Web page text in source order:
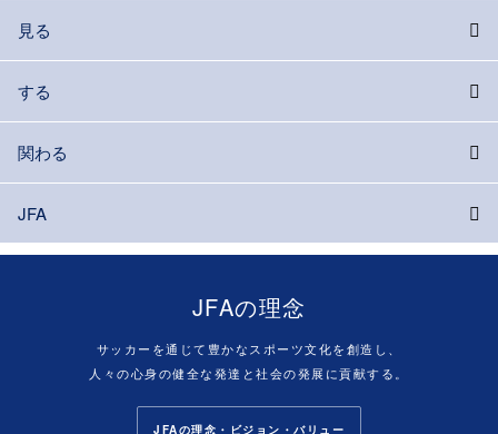
見る
する
関わる
JFA
JFAの理念
サッカーを通じて豊かなスポーツ文化を創造し、
人々の心身の健全な発達と社会の発展に貢献する。
JFAの理念・ビジョン・バリュー